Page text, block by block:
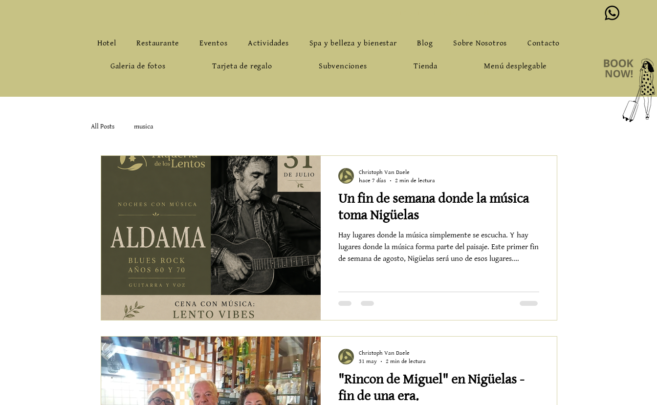
Hotel Restaurante Eventos Actividades Spa y belleza y bienestar Blog Sobre Nosotros Contacto
Galeria de fotos Tarjeta de regalo Subvenciones Tienda Menú desplegable
All Posts musica
Un fin de semana donde la música
toma Nigüelas
Hay lugares donde la música simplemente se escucha. Y hay
lugares donde la música forma parte del paisaje. Este primer fin
de semana de agosto, Nigüelas será uno de esos lugares.
festival internacional con el ambiente íntimo y relajado de las
cenas al aire libre en Alquería de los Lentos. El XXII FIAPMSE
Christoph Van Daele
hace 7 días
2 min de lectura
"Rincon de Miguel" en Nigüelas -
fin de una era.
Christoph Van Daele
31 may
2 min de lectura